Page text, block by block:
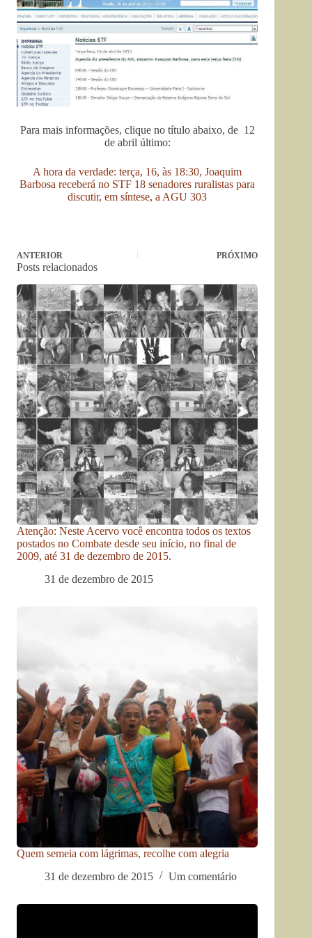
Para mais informações, clique no título abaixo, de 12
de abril último:
A hora da verdade: terça, 16, às 18:30, Joaquim
Barbosa receberá no STF 18 senadores ruralistas para
discutir, em síntese, a AGU 303
ANTERIOR PRÓXIMO
Posts relacionados
Atenção: Neste Acervo você encontra todos os textos
postados no Combate desde seu início, no final de
2009, até 31 de dezembro de 2015.
31 de dezembro de 2015
Quem semeia com lágrimas, recolhe com alegria
31 de dezembro de 2015
Um comentário